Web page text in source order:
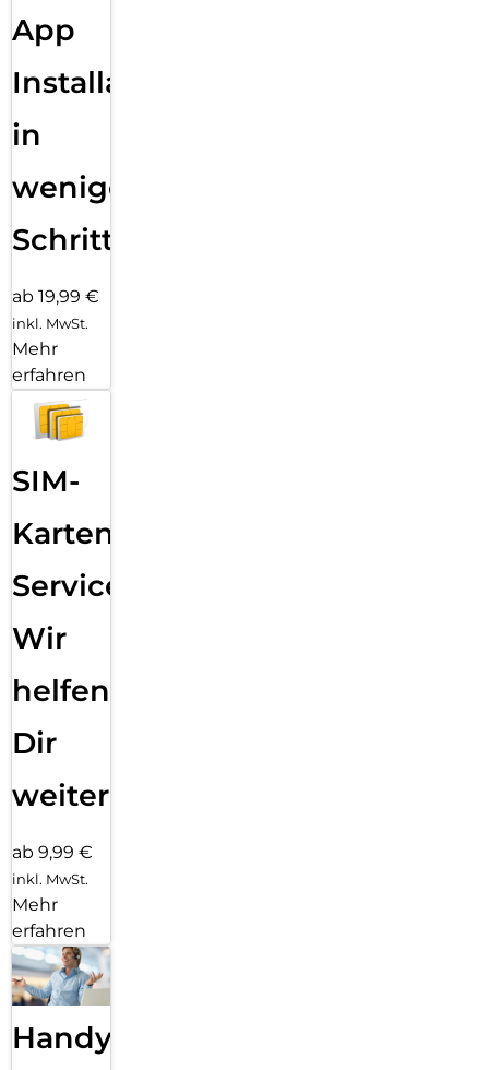
App
Installation
in
wenigen
Schritten
ab 19,99 €
inkl. MwSt.
Mehr
erfahren
SIM-
Karten
Service:
Wir
helfen
Dir
weiter
ab 9,99 €
inkl. MwSt.
Mehr
erfahren
Handy